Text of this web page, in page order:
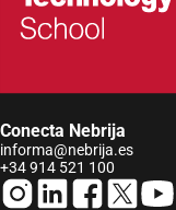
Conecta Nebrija
informa@nebrija.es
+34 914 521 100